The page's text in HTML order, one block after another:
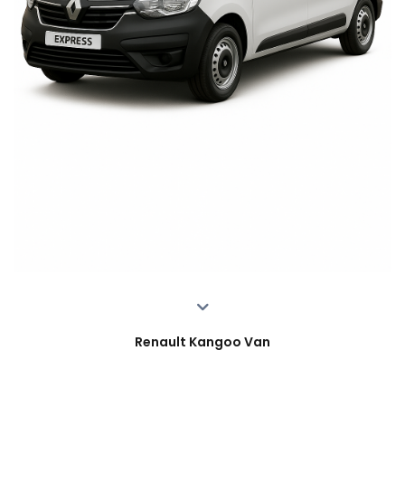
Renault Kangoo Van